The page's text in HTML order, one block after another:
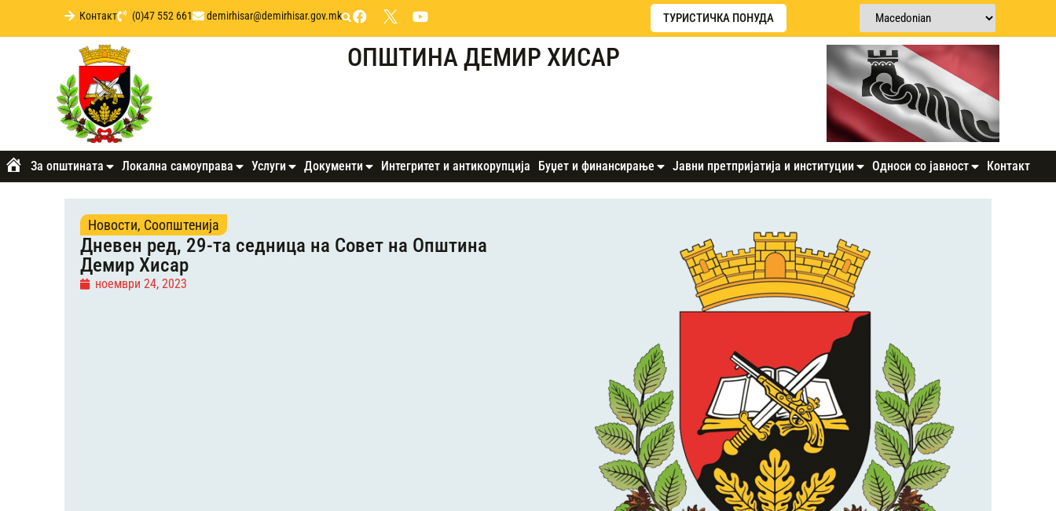
Контакт (0)47 552 661 demirhisar@demirhisar.gov.mk ТУРИСТИЧКА ПОНУДА
ОПШТИНА ДЕМИР ХИСАР
ПочетнаЗа општината Локална самоуправа Услуги Документи Интегритет и антикорупција Буџет и финансирање Јавни претпријатија и институции Односи со јавност Контакт
Новости, Соопштенија
Дневен ред, 29-та седница на Совет на Oпштина
Демир Хисар
ноември 24, 2023